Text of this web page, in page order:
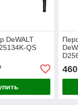
DeWALT
QS